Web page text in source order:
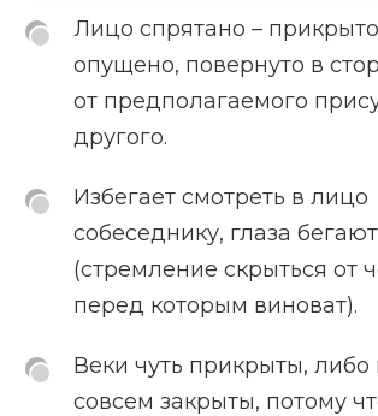
Лицо спрятано –
опущено, повернуто в
от предполагаемого
другого.
Избегает смотреть в лицо
собеседнику, глаза бегают
(стремление скрыться от
перед которым виноват).
Веки чуть прикрыты, либо
совсем закрыты, потому